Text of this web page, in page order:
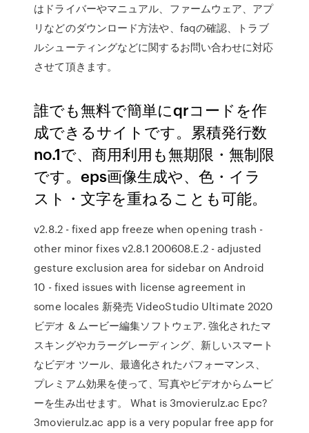
はドライバーやマニュアル、ファームウェア、アプ
リなどのダウンロード方法や、faqの確認、トラブ
ルシューティングなどに関するお問い合わせに対応
させて頂きます。
誰でも無料で簡単にqrコードを作
成できるサイトです。累積発行数
no.1で、商用利用も無期限・無制限
です。eps画像生成や、色・イラ
スト・文字を重ねることも可能。
v2.8.2 - fixed app freeze when opening trash -
other minor fixes v2.8.1 200608.E.2 - adjusted
gesture exclusion area for sidebar on Android
10 - fixed issues with license agreement in
some locales 新発売 VideoStudio Ultimate 2020
ビデオ & ムービー編集ソフトウェア. 強化されたマ
スキングやカラーグレーディング、新しいスマート
なビデオ ツール、最適化されたパフォーマンス、
プレミアム効果を使って、写真やビデオからムービ
ーを生み出せます。 What is 3movierulz.ac Epc?
3movierulz.ac app is a very popular free app for